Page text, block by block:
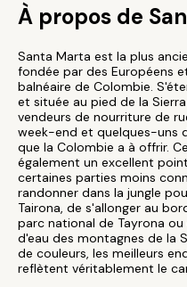
À propos de
Santa Marta est la plus
fondée par des Européens
balnéaire de Colombie.
et située au pied de la
vendeurs de nourriture de
week-end et quelques-uns
que la Colombie a à offrir.
également un excellent
certaines parties moins
randonner dans la jungle
Tairona, de s'allonger au
parc national de Tayrona
d'eau des montagnes de la
de couleurs, les meilleurs
reflètent véritablement le